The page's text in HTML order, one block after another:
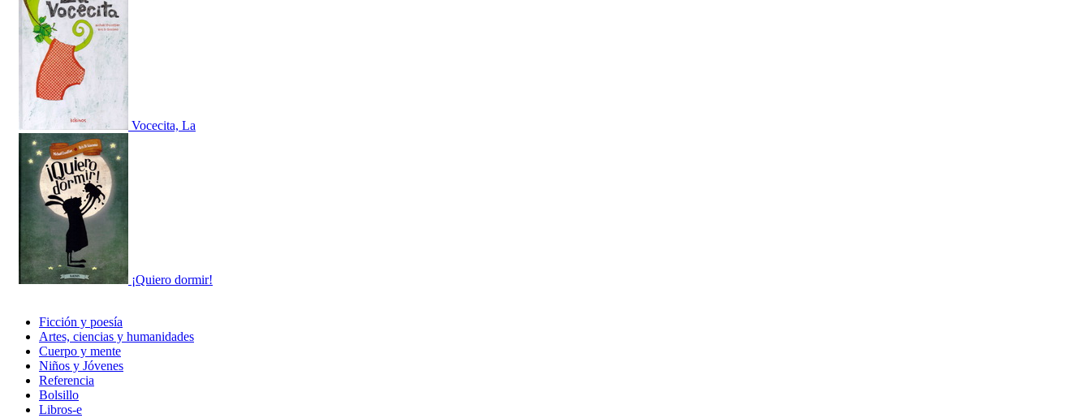
Vocecita, La
¡Quiero dormir!
Ficción y poesía
Artes, ciencias y humanidades
Cuerpo y mente
Niños y Jóvenes
Referencia
Bolsillo
Libros-e